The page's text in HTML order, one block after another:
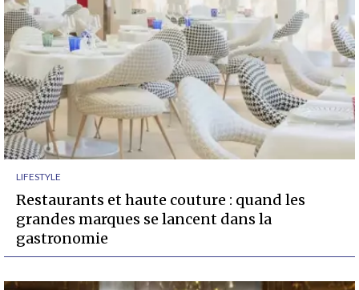
LIFESTYLE
Restaurants et haute couture : quand les
grandes marques se lancent dans la
gastronomie